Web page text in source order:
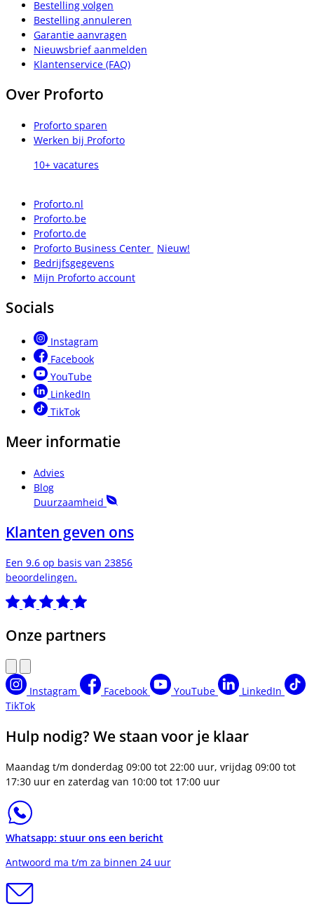
Bestelling volgen
Bestelling annuleren
Garantie aanvragen
Nieuwsbrief aanmelden
Klantenservice (FAQ)
Over Proforto
Proforto sparen
Werken bij Proforto
10+ vacatures
Proforto.nl
Proforto.be
Proforto.de
Proforto Business Center Nieuw!
Bedrijfsgegevens
Mijn Proforto account
Socials
Instagram
Facebook
YouTube
LinkedIn
TikTok
Meer informatie
Advies
Blog
Duurzaamheid
Klanten geven ons
Een 9.6 op basis van 23856
beoordelingen.
Onze partners
Instagram Facebook YouTube
LinkedIn
TikTok
Hulp nodig? We staan voor je klaar
Maandag t/m donderdag 09:00 tot 22:00 uur, vrijdag 09:00 tot
17:30 uur en zaterdag van 10:00 tot 17:00 uur
Whatsapp: stuur ons een bericht
Antwoord ma t/m za binnen 24 uur